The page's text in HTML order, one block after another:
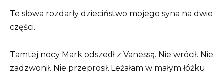
Te słowa rozdarły dzieciństwo mojego syna na dwie
części.
Tamtej nocy Mark odszedł z Vanessą. Nie wrócił. Nie
zadzwonił. Nie przeprosił. Leżałam w małym łóżku